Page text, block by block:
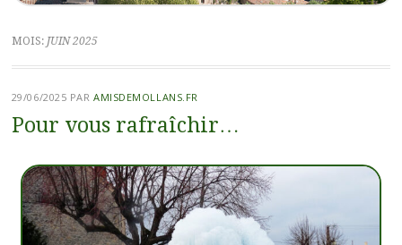
MOIS: JUIN 2025
29/06/2025 PARAMISDEMOLLANS.FR
Pour vous rafraîchir…